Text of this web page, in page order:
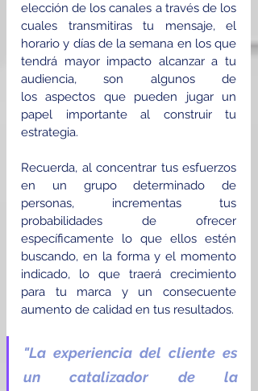
elección de los canales a través de los
cuales transmitiras tu mensaje, el
horario y días de la semana en los que
tendrá mayor impacto alcanzar a tu
audiencia, son algunos de
los aspectos que pueden jugar un
papel importante al construir tu
estrategia.
Recuerda, al concentrar tus esfuerzos
en un grupo determinado de
personas, incrementas tus
probabilidades de ofrecer
específicamente lo que ellos estén
buscando, en la forma y el momento
indicado, lo que traerá crecimiento
para tu marca y un consecuente
aumento de calidad en tus resultados.
"La experiencia del cliente es
un catalizador de la